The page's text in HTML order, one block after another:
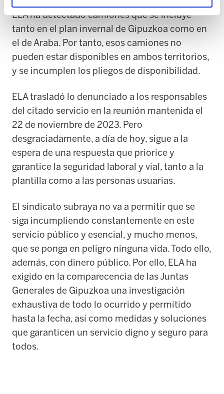
ELA ha detectado camiones que se incluye
tanto en el plan invernal de Gipuzkoa como en
el de Araba. Por tanto, esos camiones no
pueden estar disponibles en ambos territorios,
y se incumplen los pliegos de disponibilidad.
ELA trasladó lo denunciado a los responsables
del citado servicio en la reunión mantenida el
22 de noviembre de 2023. Pero
desgraciadamente, a día de hoy, sigue a la
espera de una respuesta que priorice y
garantice la seguridad laboral y vial, tanto a la
plantilla como a las personas usuarias.
El sindicato subraya no va a permitir que se
siga incumpliendo constantemente en este
servicio público y esencial, y mucho menos,
que se ponga en peligro ninguna vida. Todo ello,
además, con dinero público. Por ello, ELA ha
exigido en la comparecencia de las Juntas
Generales de Gipuzkoa una investigación
exhaustiva de todo lo ocurrido y permitido
hasta la fecha, así como medidas y soluciones
que garanticen un servicio digno y seguro para
todos.